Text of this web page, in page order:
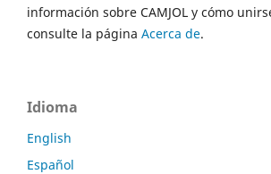
información sobre CAMJOL y cómo
consulte la página Acerca de.
Idioma
English
Español